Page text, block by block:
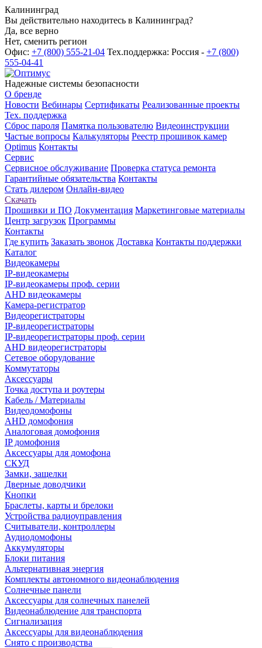
Калининград
Вы действительно находитесь в Калининград?
Да, все верно
Нет, сменить регион
Офис: +7 (800) 555-21-04 Тех.поддержка: Россия - +7 (800)
555-04-41
Надежные системы безопасности
О бренде
Новости Вебинары Сертификаты Реализованные проекты
Тех. поддержка
Сброс пароля Памятка пользователю Видеоинструкции
Частые вопросы Калькуляторы Реестр прошивок камер
Optimus Контакты
Сервис
Сервисное обслуживание Проверка статуса ремонта
Гарантийные обязательства Контакты
Стать дилером Онлайн-видео
Скачать
Прошивки и ПО Документация Маркетинговые материалы
Центр загрузок Программы
Контакты
Где купить Заказать звонок Доставка Контакты поддержки
Каталог
Видеокамеры
IP-видеокамеры
IP-видеокамеры проф. серии
AHD видеокамеры
Камера-регистратор
Видеорегистраторы
IP-видеорегистраторы
IP-видеорегистраторы проф. серии
AHD видеорегистраторы
Сетевое оборудование
Коммутаторы
Аксессуары
Точка доступа и роутеры
Кабель / Материалы
Видеодомофоны
AHD домофония
Аналоговая домофония
IP домофония
Аксессуары для домофона
СКУД
Замки, защелки
Дверные доводчики
Кнопки
Браслеты, карты и брелоки
Устройства радиоуправления
Считыватели, контроллеры
Аудиодомофоны
Аккумуляторы
Блоки питания
Альтернативная энергия
Комплекты автономного видеонаблюдения
Солнечные панели
Аксессуары для солнечных панелей
Видеонаблюдение для транспорта
Сигнализация
Аксессуары для видеонаблюдения
Снято с производства